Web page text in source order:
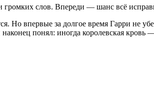
громких слов. Впереди — шанс всё
Но впервые за долгое время Гарри не
понял: иногда королевская кровь